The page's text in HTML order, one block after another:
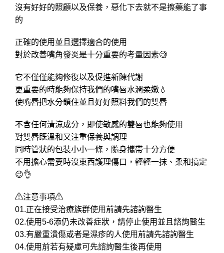
沒有好好的照顧以及保養，惡化下去就不是擦藥能了事
的
正確的使用並且選擇適合的使用
對於改善嘴角發炎是十分重要的考量因素🧐
它不僅僅能夠修復以及促進新陳代謝
更重要的時能夠保持我們的嘴唇水潤柔嫩💧
使嘴唇把水分鎖住並且好好照料我們的雙唇
不含任何清涼成分，即使敏感的雙唇也能夠使用
對雙唇既溫和又注重保養與調理
同時管狀的包裝小小一條，隨身攜帶十分方便
不用擔心需要時沒東西護理傷口，輕輕一抹、柔和搞定
😉👌
⚠注意事項⚠
01.正在接受治療族群使用前請先諮詢醫生
02.使用5-6添仍未改善症狀，請停止使用並且諮詢醫生
03.有嚴重潰傷或者是濕疹的人使用前請先諮詢醫生
04.使用前若有疑慮可先諮詢醫生後再使用